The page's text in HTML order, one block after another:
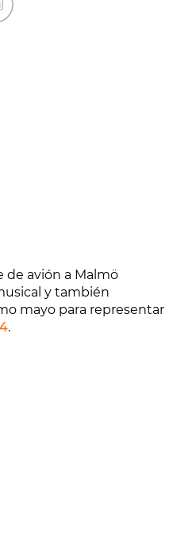
de avión a Malmö
y también
mayo para representar
.